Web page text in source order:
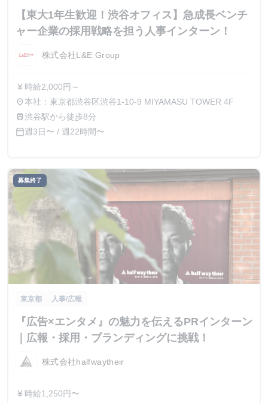
【東大1年生歓迎！渋谷オフィス】急成長ベンチ
ャー企業の採用戦略を担う人事インターン！
株式会社L&E Group
currency_yen 時給2,000円～
place本社：東京都渋谷区渋谷1-10-9 MIYAMASU TOWER 4F
train渋谷駅から徒歩8分
calendar_today週3日〜 / 週22時間〜
募集終了
東京都 人事/広報
『広告×エンタメ』の魅力を伝えるPRインターン
｜広報・採用・ブランディングに挑戦！
株式会社halfwaytheir
currency_yen 時給1,250円〜